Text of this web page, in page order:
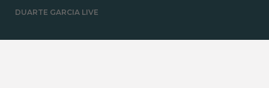
DUARTE GARCIA LIVE